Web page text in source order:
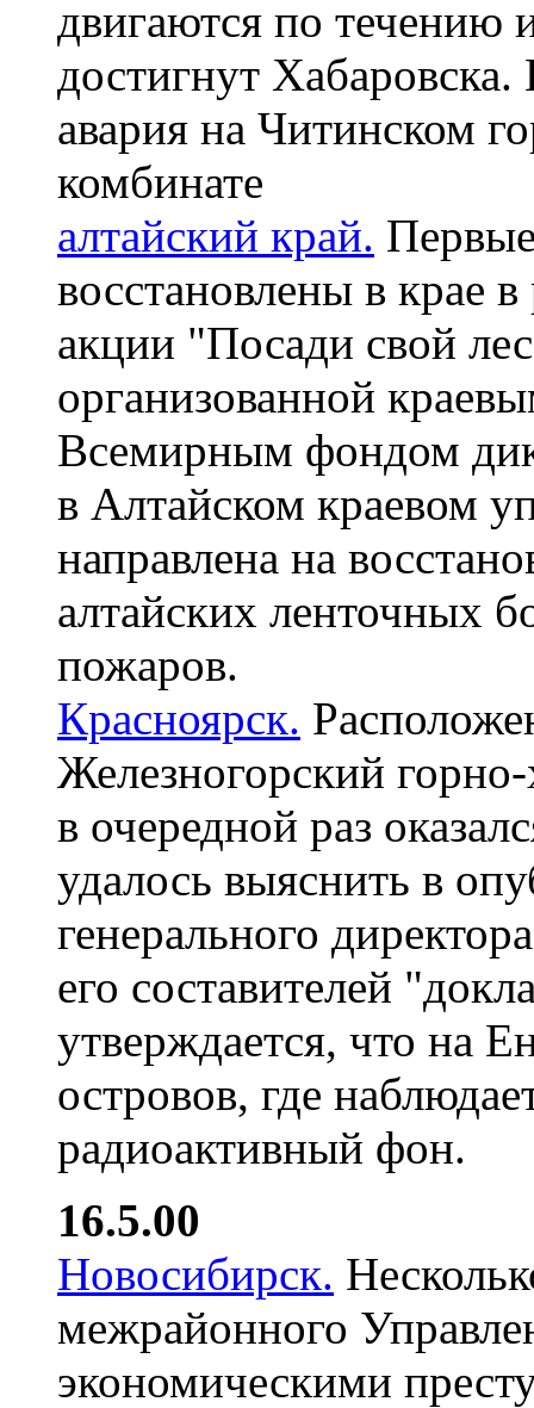
двигаются по течению
достигнут
авария на Читинском
комбинате
алтайский край.
восстановлены в крае
акции "Посади свой
организованной
Всемирным фондом
в Алтайском краевом
направлена на
алтайских ленточных
пожаров.
Красноярск.
Железногорский
в очередной раз
удалось выяснить в
генерального
его составителей
утверждается, что на
островов, где
радиоактивный фон.
16.5.00
Новосибирск.
межрайонного
экономическими